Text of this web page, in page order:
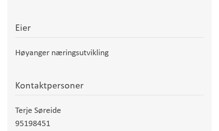
Eier
Høyanger næringsutvikling
Kontaktpersoner
Terje Søreide
95198451